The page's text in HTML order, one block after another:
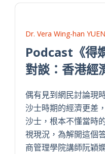
Dr. Vera Wing-han YUEN
Podcast《得
對談：香港經
偶有見到網民討論現
沙士時期的經濟更差
沙士，根本不懂當時
視現況，為解開這個
商管理學院講師阮穎